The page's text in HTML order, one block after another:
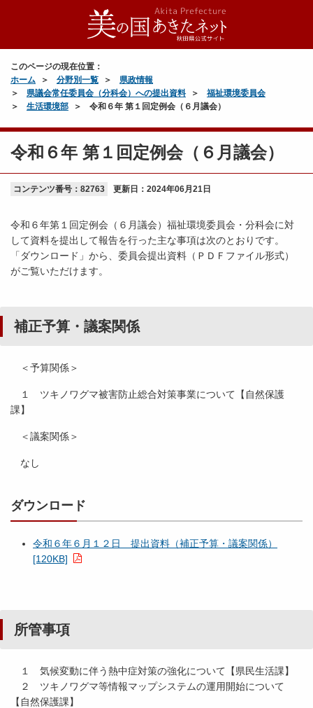
このページの現在位置：
ホーム
分野別一覧
県政情報
県議会常任委員会（分科会）への提出資料
福祉環境委員会
生活環境部
令和６年 第１回定例会（６月議会）
令和６年 第１回定例会（６月議会）
コンテンツ番号：82763 更新日： 2024年06月21日
令和６年第１回定例会（６月議会）福祉環境委員会・分科会に対
して資料を提出して報告を行った主な事項は次のとおりです。
「ダウンロード」から、委員会提出資料（ＰＤＦファイル形式）
がご覧いただけます。
補正予算・議案関係
＜予算関係＞
１ ツキノワグマ被害防止総合対策事業について【自然保護
課】
＜議案関係＞
なし
ダウンロード
令和６年６月１２日 提出資料（補正予算・議案関係）
[120KB]
所管事項
１ 気候変動に伴う熱中症対策の強化について【県民生活課】
２ ツキノワグマ等情報マップシステムの運用開始について
【自然保護課】